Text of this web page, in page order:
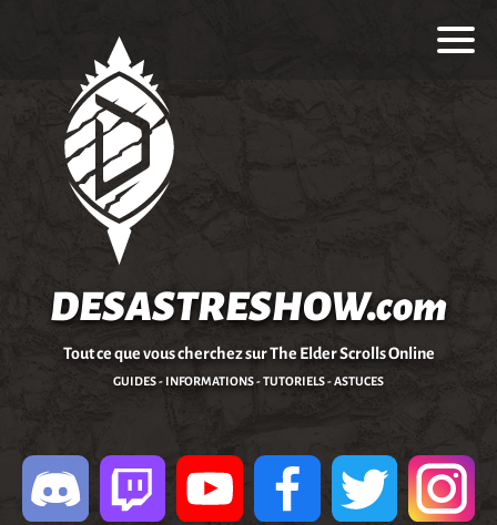
DESASTRESHOW.com
Tout ce que vous cherchez sur The Elder Scrolls Online
GUIDES - INFORMATIONS - TUTORIELS - ASTUCES